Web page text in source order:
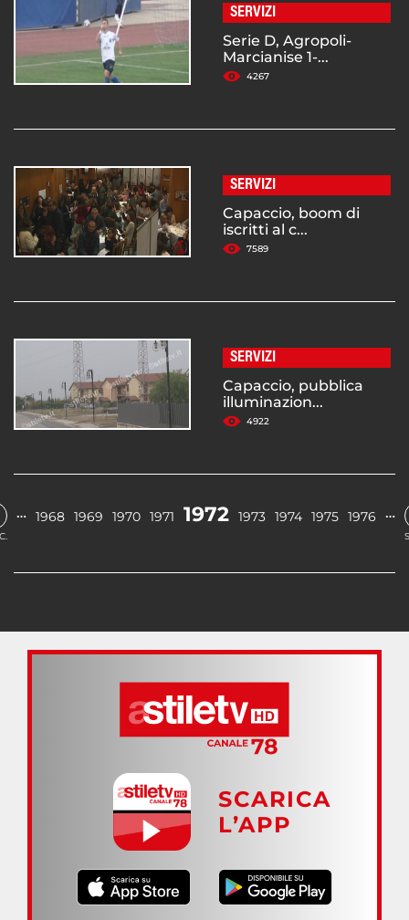
SERVIZI
Serie D, Agropoli-
Marcianise 1-...
4267
SERVIZI
Capaccio, boom di
iscritti al c...
7589
SERVIZI
Capaccio, pubblica
illuminazion...
4922
… 1968 1969 1970 1971 1972 1973 1974 1975 1976 …
SCARICA
L’APP